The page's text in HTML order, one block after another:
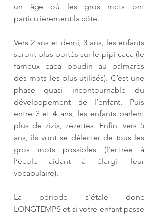
un âge où les gros mots ont
particulièrement la côte.
Vers 2 ans et demi, 3 ans, les enfants
seront plus portés sur le pipi-caca (le
fameux caca boudin au palmarès
des mots les plus utilisés). C’est une
phase quasi incontournable du
développement de l’enfant. Puis
entre 3 et 4 ans, les enfants parlent
plus de zizis, zézéttes. Enfin, vers 5
ans, ils vont se délecter de tous les
gros mots possibles (l’entrée à
l’école aidant à élargir leur
vocabulaire).
La période s’étale donc
LONGTEMPS et si votre enfant passe